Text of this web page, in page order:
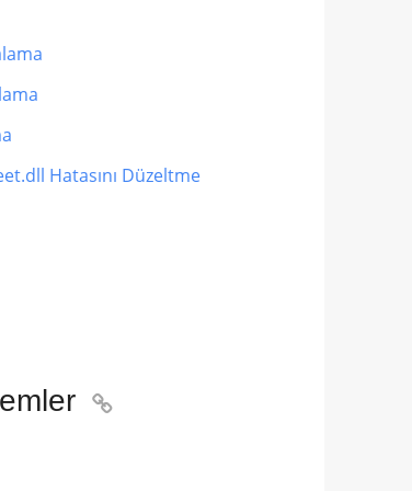
Hatasını Düzeltme
